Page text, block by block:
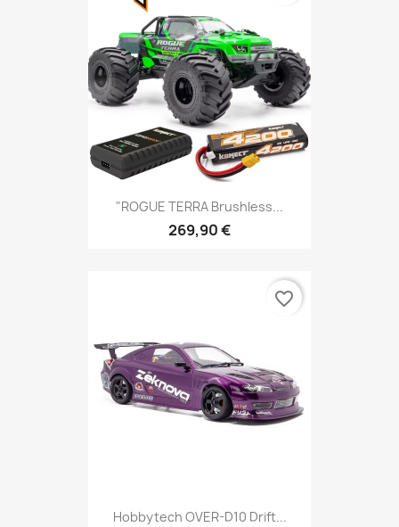
"ROGUE TERRA Brushless...
269,90 €
Hobbytech OVER-D10 Drift...
favorite_border